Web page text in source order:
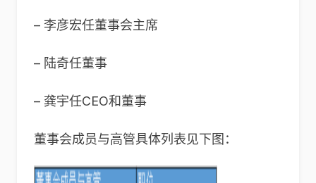
– 李彦宏任董事会主席
– 陆奇任董事
– 龚宇任CEO和董事
董事会成员与高管具体列表见下图：